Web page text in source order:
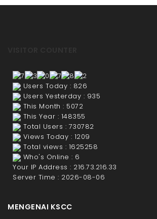
Users Today : 826
Users Yesterday : 935
This Month : 5072
This Year : 148355
Total Users : 730782
Views Today : 1209
Total views : 1625258
Who's Online : 6
Your IP Address : 216.73.216.33
Server Time : 2026-08-06
MENGENAI KSCC